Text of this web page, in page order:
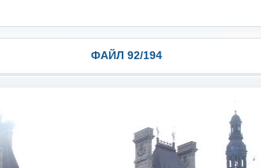
ФАЙЛ 92/194